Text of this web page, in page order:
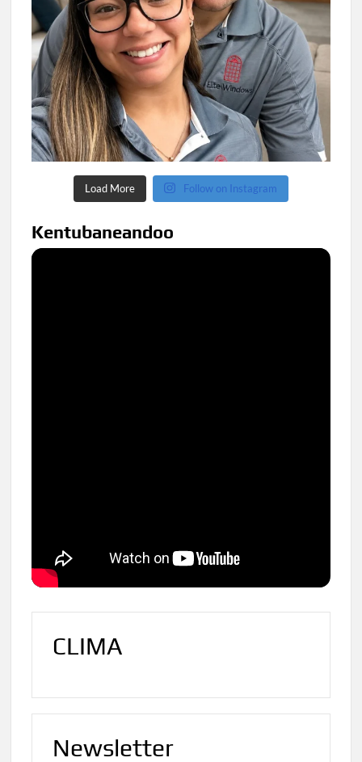
Load More Follow on Instagram
Kentubaneandoo
CLIMA
Newsletter